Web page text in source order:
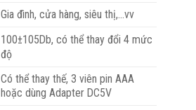
Gia đình, cửa hàng, siêu thị,…vv
100±105Db, có thể thay đổi 4 mức
độ
Có thể thay thế, 3 viên pin AAA
hoặc dùng Adapter DC5V